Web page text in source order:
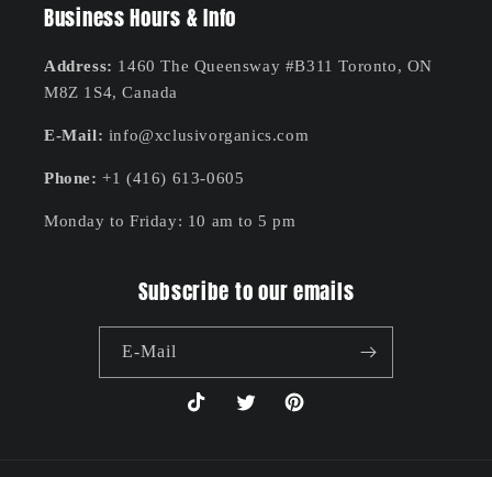
Business Hours & Info
Address: 1460 The Queensway #B311 Toronto, ON
M8Z 1S4, Canada
E-Mail: info@xclusivorganics.com
Phone:+1 (416) 613-0605
Monday to Friday: 10 am to 5 pm
Subscribe to our emails
E-Mail
TikTok Twitter Pinterest